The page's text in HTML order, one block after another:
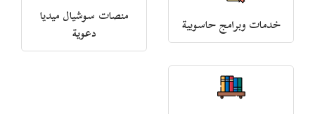
خدمات وبرامج حاسوبية
منصات سوشيال ميديا
دعوية